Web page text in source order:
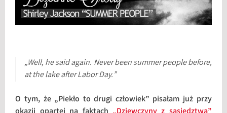
„Well, he said again. Never been summer people before,
at the lake after Labor Day.”
O tym, że „Piekło to drugi człowiek” pisałam już przy